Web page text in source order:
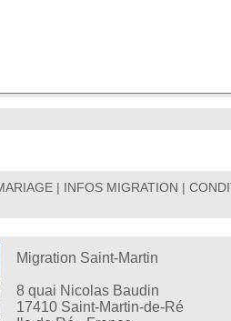
| INFOS MIGRATION |
Migration Saint-Martin
8 quai Nicolas Baudin
17410 Saint-Martin-de-Ré